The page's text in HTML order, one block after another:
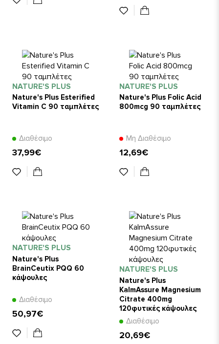
NATURE'S PLUS
Nature's Plus Esterified
Vitamin C 90 ταμπλέτες
Διαθέσιμο
37,99€
NATURE'S PLUS
Nature's Plus Folic Acid
800mcg 90 ταμπλέτες
Μη Διαθέσιμο
12,69€
NATURE'S PLUS
Nature's Plus
BrainCeutix PQQ 60
κάψουλες
Διαθέσιμο
50,97€
NATURE'S PLUS
Nature's Plus
KalmAssure Magnesium
Citrate 400mg
120φυτικές κάψουλες
Διαθέσιμο
20,69€